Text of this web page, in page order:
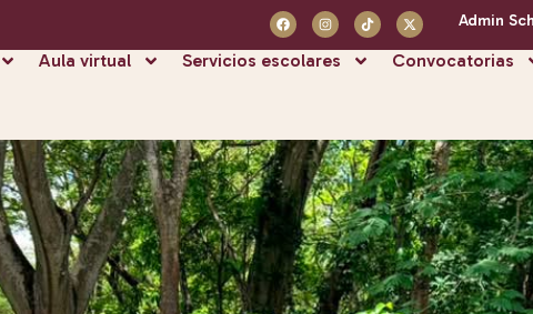
Admin
Aula virtual Servicios escolares Convocatorias